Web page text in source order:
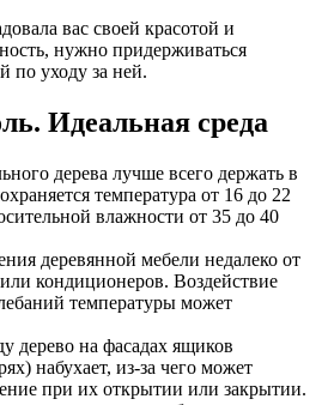
вас своей красотой и
нужно придерживаться
по уходу за ней.
Идеальная среда
дерева лучше всего держать в
температура от 16 до 22
влажности от 35 до 40
деревянной мебели недалеко от
кондиционеров. Воздействие
температуры может
дерево на фасадах ящиков
набухает, из-за чего может
при их открытии или закрытии.